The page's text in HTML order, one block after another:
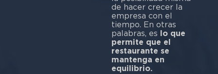
de hacer crecer la
empresa con el
tiempo. En otras
palabras, es
lo que
permite que el
restaurante se
mantenga en
equilibrio.